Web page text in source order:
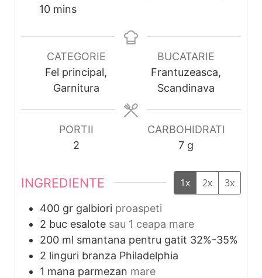
10minutes
mins
CATEGORIE
Fel principal,
Garnitura
BUCATARIE
Frantuzeasca,
Scandinava
PORTII
2
CARBOHIDRATI
7 g
INGREDIENTE 1x 2x 3x
400 gr galbiori proaspeti
2 buc esalote sau 1 ceapa mare
200 ml smantana pentru gatit 32%-35%
2 linguri branza Philadelphia
1 mana parmezan mare